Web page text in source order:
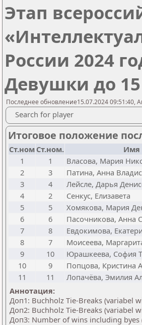
Этап
России 2024
Девушки до
Последнее обновление15.07.2024 09:51:40,
Search for player
Итоговое положение
Ст.ном Ст.ном. Имя
1
1 Власова, Мария
2
3 Патина, Анна
3
4 Лейсле, Дарья
4
2 Сенкус, Елизавета
5
5 Хомякова, Мария
6
6 Пасочникова, Анна
7
8 Евдокимова,
8
7 Моисеева,
9
10 Юрашкеева, София
10
9 Попцова, Кристина
11
11 Лопачёва, Эмилия
Аннотация:
Доп1: Buchholz Tie-Breaks (variabel
Доп2: Buchholz Tie-Breaks (variabel
Доп3: Number of wins including byes